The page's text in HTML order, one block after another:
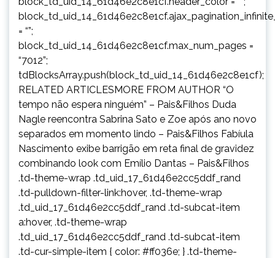
= “”;
block_td_uid_14_61d46e2c8e1cf.max_num_pages =
“7012”;
tdBlocksArray.push(block_td_uid_14_61d46e2c8e1cf);
RELATED ARTICLESMORE FROM AUTHOR “O
tempo não espera ninguém” – Pais&Filhos Duda
Nagle reencontra Sabrina Sato e Zoe após ano novo
separados em momento lindo – Pais&Filhos Fabíula
Nascimento exibe barrigão em reta final de gravidez
combinando look com Emílio Dantas – Pais&Filhos
.td-theme-wrap .td_uid_17_61d46e2cc5ddf_rand
.td-pulldown-filter-link:hover, .td-theme-wrap
.td_uid_17_61d46e2cc5ddf_rand .td-subcat-item
a:hover, .td-theme-wrap
.td_uid_17_61d46e2cc5ddf_rand .td-subcat-item
.td-cur-simple-item { color: #ff036e; } .td-theme-